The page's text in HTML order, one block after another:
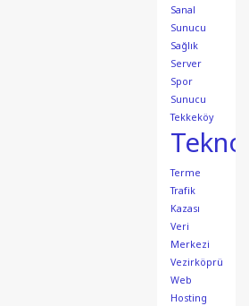
Sanal
Sunucu
Sağlık
Server
Spor
Sunucu
Tekkeköy
Terme
Trafik
Kazası
Veri
Merkezi
Vezirköprü
Web
Hosting